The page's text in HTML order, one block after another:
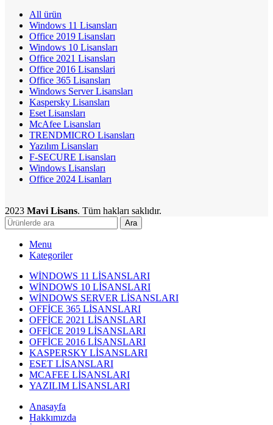
All ürün
Windows 11 Lisansları
Office 2019 Lisansları
Windows 10 Lisansları
Office 2021 Lisansları
Office 2016 Lisanslari
Office 365 Lisansları
Windows Server Lisansları
Kaspersky Lisansları
Eset Lisansları
McAfee Lisansları
TRENDMICRO Lisansları
Yazılım Lisansları
F-SECURE Lisansları
Windows Lisansları
Office 2024 Lisanları
2023 Mavi Lisans. Tüm hakları saklıdır.
Ara
Menu
Kategoriler
WİNDOWS 11 LİSANSLARI
WİNDOWS 10 LİSANSLARI
WİNDOWS SERVER LİSANSLARI
OFFİCE 365 LİSANSLARI
OFFİCE 2021 LİSANSLARI
OFFİCE 2019 LİSANSLARI
OFFİCE 2016 LİSANSLARI
KASPERSKY LİSANSLARI
ESET LİSANSLARI
MCAFEE LİSANSLARI
YAZILIM LİSANSLARI
Anasayfa
Hakkımızda